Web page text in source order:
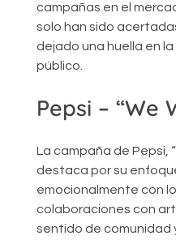
campañas en el
solo han sido
dejado una huella en
público.
Pepsi – “We
La campaña de Pepsi,
destaca por su
emocionalmente con
colaboraciones con
sentido de comunidad